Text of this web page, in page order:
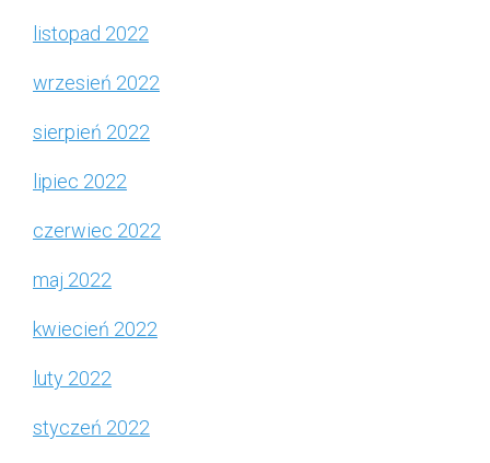
listopad 2022
wrzesień 2022
sierpień 2022
lipiec 2022
czerwiec 2022
maj 2022
kwiecień 2022
luty 2022
styczeń 2022